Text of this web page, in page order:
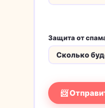
Защита от
Сколько
📨